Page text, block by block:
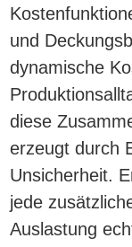
und
dynamische
diese
erzeugt durch
Unsicherheit.
jede
Auslastung